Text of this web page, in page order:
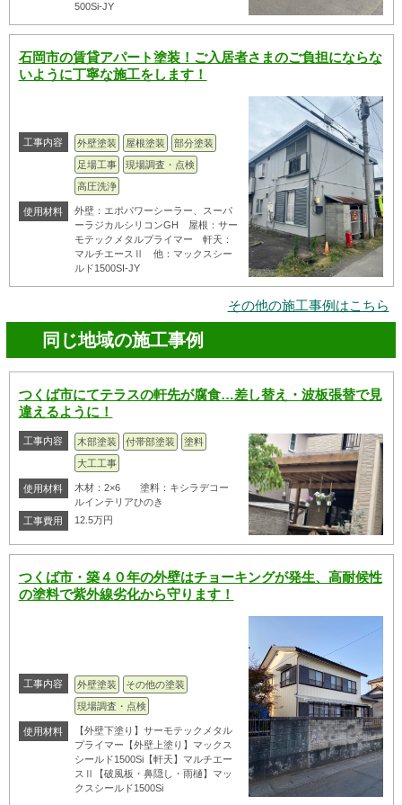
500Si-JY
石岡市の賃貸アパート塗装！ご入居者さまのご負担にならな
いように丁寧な施工をします！
工事内容 外壁塗装 屋根塗装
部分塗装
足場工事
現場調査・点検
高圧洗浄
使用材料
外壁：エポパワーシーラー、スーパ
ーラジカルシリコンGH 屋根：サー
モテックメタルプライマー 軒天：
マルチエースⅡ 他：マックスシー
ルド1500SI-JY
その他の施工事例はこちら
同じ地域の施工事例
つくば市にてテラスの軒先が腐食…差し替え・波板張替で見
違えるように！
工事内容 木部塗装 付帯部塗装
塗料
大工工事
使用材料
木材：2×6 塗料：キシラデコー
ルインテリアひのき
工事費用
12.5万円
つくば市・築４０年の外壁はチョーキングが発生、高耐候性
の塗料で紫外線劣化から守ります！
工事内容 外壁塗装
その他の塗装
現場調査・点検
使用材料
【外壁下塗り】サーモテックメタル
プライマー【外壁上塗り】マックス
シールド1500Si【軒天】マルチエー
スⅡ【破風板・鼻隠し・雨樋】マッ
クスシールド1500Si